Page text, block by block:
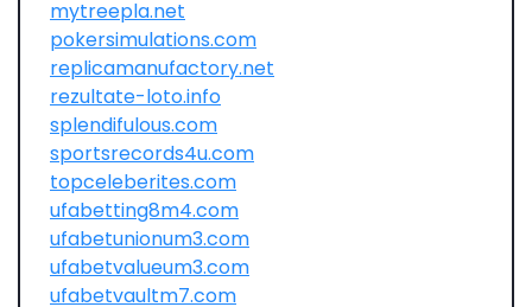
mytreepla.net
pokersimulations.com
replicamanufactory.net
rezultate-loto.info
splendifulous.com
sportsrecords4u.com
topceleberites.com
ufabetting8m4.com
ufabetunionum3.com
ufabetvalueum3.com
ufabetvaultm7.com